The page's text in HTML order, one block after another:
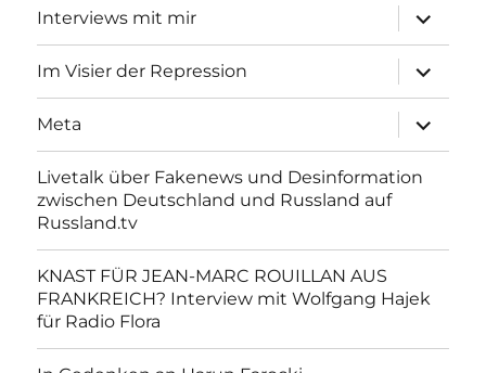
Interviews mit mir
anzeigen
Im Visier der Repression
anzeigen
Meta
anzeigen
Livetalk über Fakenews und Desinformation
zwischen Deutschland und Russland auf
Russland.tv
KNAST FÜR JEAN-MARC ROUILLAN AUS
FRANKREICH? Interview mit Wolfgang Hajek
für Radio Flora